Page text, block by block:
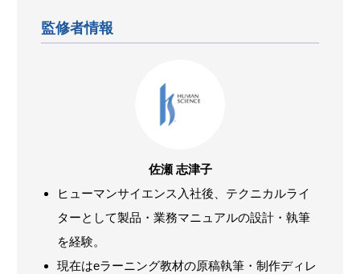
監修者情報
佐瀬 志津子
ヒューマンサイエンス入社後、テクニカルライ
ターとして製品・業務マニュアルの設計・執筆
を経験。
現在はeラーニング教材の原稿執筆・制作ディレ